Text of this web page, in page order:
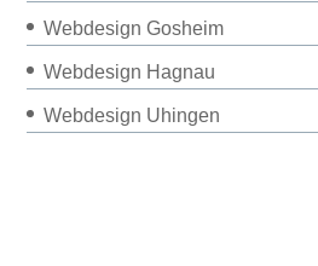
Webdesign Gosheim
Webdesign Hagnau
Webdesign Uhingen